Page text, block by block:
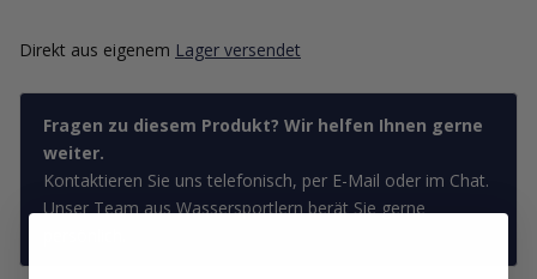
Direkt aus eigenem Lager versendet
Fragen zu diesem Produkt? Wir helfen Ihnen gerne
weiter.
Kontaktieren Sie uns telefonisch, per E-Mail oder im Chat.
Unser Team aus Wassersportlern berät Sie gerne